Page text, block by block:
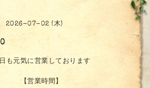
2026-07-02 (木)
も元気に営業しております
【営業時間】